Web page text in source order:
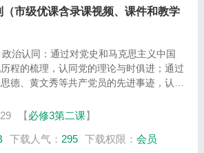
市级优课含录课视频、课件和教学
政治认同：通过对党史和马克思主义中国
程的梳理，认同党的理论与时俱进；通过
德、黄文秀等共产党员的先进事迹，认同
着先锋模范作用；通过对党的相关知识的
、求真务实。
【必修3第二课】
下载人气： 295 下载权限： 会员